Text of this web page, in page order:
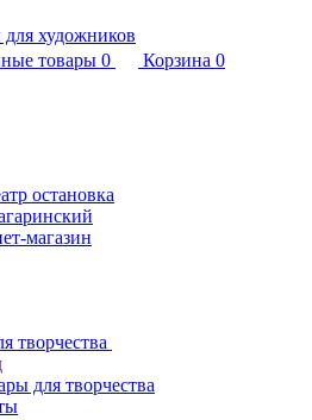
товары 0 Корзина 0
остановка
магазин
творчества
для творчества